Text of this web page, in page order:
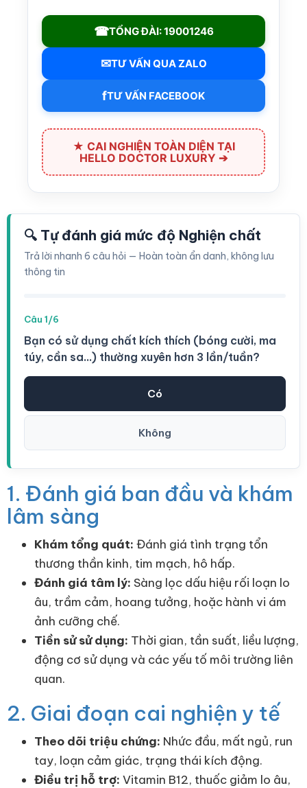
☎TỔNG ĐÀI: 19001246
✉TƯ VẤN QUA ZALO
fTƯ VẤN FACEBOOK
★ CAI NGHIỆN TOÀN DIỆN TẠI
HELLO DOCTOR LUXURY ➔
🔍 Tự đánh giá mức độ Nghiện chất
Trả lời nhanh 6 câu hỏi — Hoàn toàn ẩn danh, không lưu
thông tin
Câu 1/6
Bạn có sử dụng chất kích thích (bóng cười, ma
túy, cần sa...) thường xuyên hơn 3 lần/tuần?
Có
Không
1. Đánh giá ban đầu và khám
lâm sàng
Khám tổng quát: Đánh giá tình trạng tổn
thương thần kinh, tim mạch, hô hấp.
Đánh giá tâm lý: Sàng lọc dấu hiệu rối loạn lo
âu, trầm cảm, hoang tưởng, hoặc hành vi ám
ảnh cưỡng chế.
Tiền sử sử dụng: Thời gian, tần suất, liều lượng,
động cơ sử dụng và các yếu tố môi trường liên
quan.
2. Giai đoạn cai nghiện y tế
Theo dõi triệu chứng: Nhức đầu, mất ngủ, run
tay, loạn cảm giác, trạng thái kích động.
Điều trị hỗ trợ: Vitamin B12, thuốc giảm lo âu,